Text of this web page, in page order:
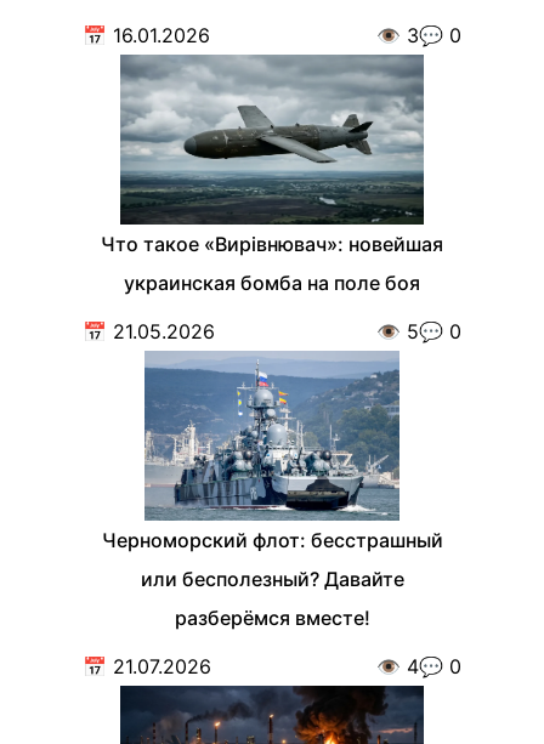
📅 16.01.2026 👁️ 3💬 0
Что такое «Вирівнювач»: новейшая
украинская бомба на поле боя
📅 21.05.2026 👁️ 5💬 0
Черноморский флот: бесстрашный
или бесполезный? Давайте
разберёмся вместе!
📅 21.07.2026 👁️ 4💬 0